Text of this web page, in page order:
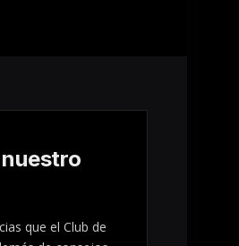
que el Club de